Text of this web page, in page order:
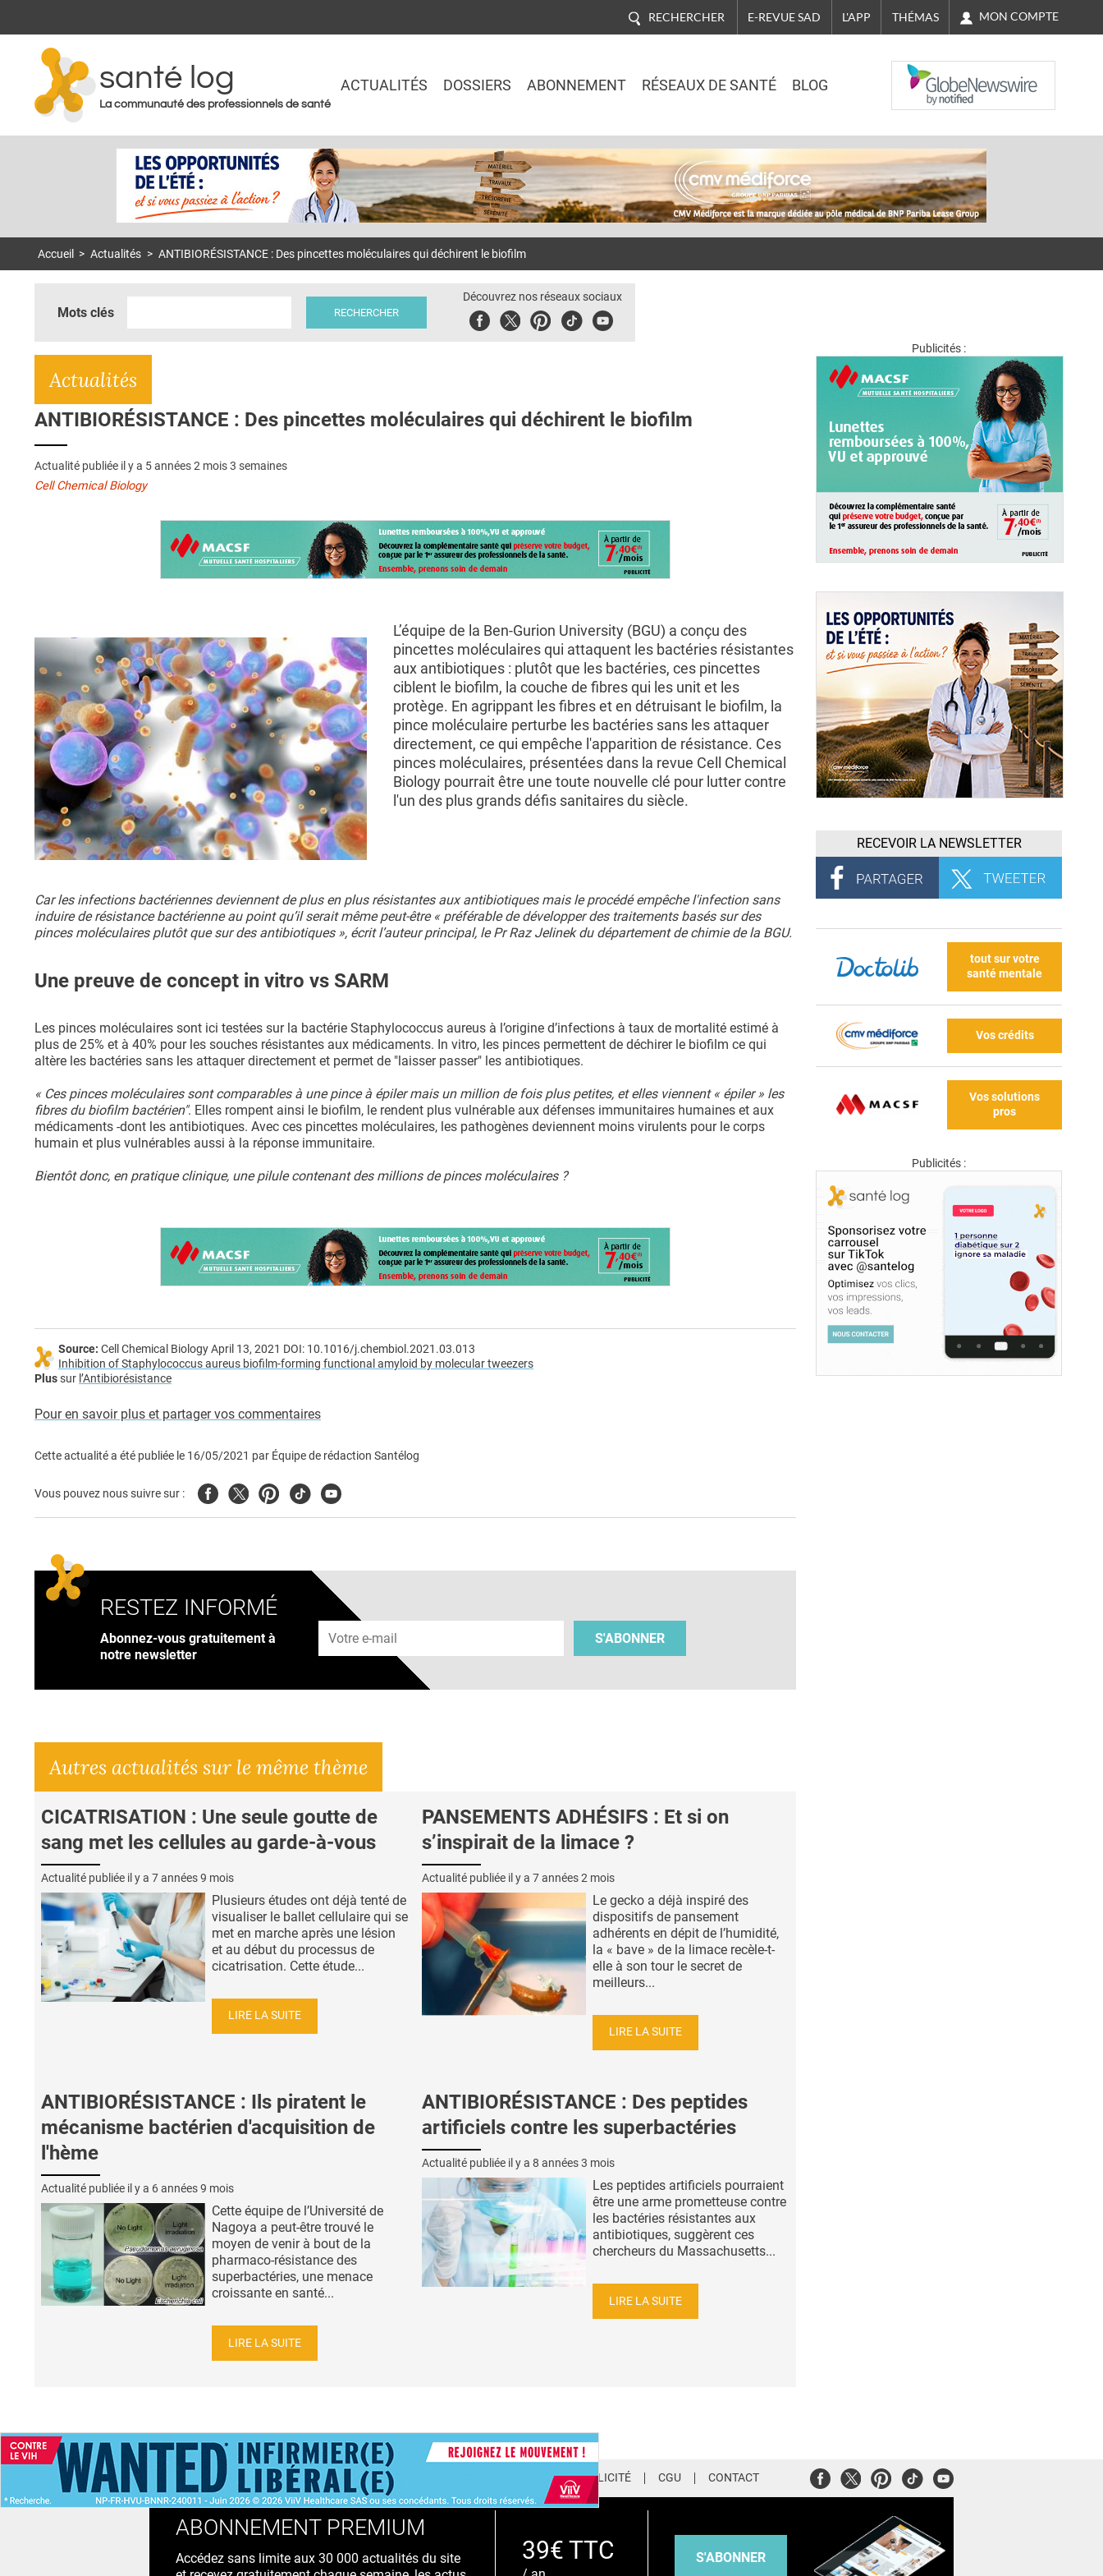
RECHERCHER E-REVUE SAD L'APP THÉMAS MON COMPTE
santé log
La communauté des professionnels de santé
ACTUALITÉS DOSSIERS ABONNEMENT RÉSEAUX DE SANTÉ BLOG
NASDAQ
Accueil > Actualités > ANTIBIORÉSISTANCE : Des pincettes moléculaires qui déchirent le biofilm
Mots clés
Découvrez nos réseaux sociaux
FacebookTwitterPinterest
TiktokYoubute
Actualités
ANTIBIORÉSISTANCE : Des pincettes moléculaires qui déchirent le biofilm
Actualité publiée il y a 5 années 2 mois 3 semaines
Cell Chemical Biology
L’équipe de la Ben-Gurion University (BGU) a conçu des
pincettes moléculaires qui attaquent les bactéries résistantes
aux antibiotiques : plutôt que les bactéries, ces pincettes
ciblent le biofilm, la couche de fibres qui les unit et les
protège. En agrippant les fibres et en détruisant le biofilm, la
pince moléculaire perturbe les bactéries sans les attaquer
directement, ce qui empêche l'apparition de résistance. Ces
pinces moléculaires, présentées dans la revue Cell Chemical
Biology pourrait être une toute nouvelle clé pour lutter contre
l'un des plus grands défis sanitaires du siècle.
Car les infections bactériennes deviennent de plus en plus résistantes aux antibiotiques mais le procédé empêche l'infection sans
induire de résistance bactérienne au point qu’il serait même peut-être « préférable de développer des traitements basés sur des
pinces moléculaires plutôt que sur des antibiotiques », écrit l’auteur principal, le Pr Raz Jelinek du département de chimie de la BGU.
Une preuve de concept in vitro vs SARM
Les pinces moléculaires sont ici testées sur la bactérie Staphylococcus aureus à l’origine d’infections à taux de mortalité estimé à
plus de 25% et à 40% pour les souches résistantes aux médicaments. In vitro, les pinces permettent de déchirer le biofilm ce qui
altère les bactéries sans les attaquer directement et permet de "laisser passer" les antibiotiques.
« Ces pinces moléculaires sont comparables à une pince à épiler mais un million de fois plus petites, et elles viennent « épiler » les
fibres du biofilm bactérien". Elles rompent ainsi le biofilm, le rendent plus vulnérable aux défenses immunitaires humaines et aux
médicaments -dont les antibiotiques. Avec ces pincettes moléculaires, les pathogènes deviennent moins virulents pour le corps
humain et plus vulnérables aussi à la réponse immunitaire.
Bientôt donc, en pratique clinique, une pilule contenant des millions de pinces moléculaires ?
Source: Cell Chemical Biology April 13, 2021 DOI: 10.1016/j.chembiol.2021.03.013
Inhibition of Staphylococcus aureus biofilm-forming functional amyloid by molecular tweezers
Plussur l’Antibiorésistance
Pour en savoir plus et partager vos commentaires
Cette actualité a été publiée le 16/05/2021 par Équipe de rédaction Santélog
Vous pouvez nous suivre sur : FacebookTwitterPinterest
TiktokYoutube
RESTEZ INFORMÉ
Abonnez-vous gratuitement à
notre newsletter
Adresse e-mail
S'ABONNER
Autres actualités sur le même thème
CICATRISATION : Une seule goutte de
sang met les cellules au garde-à-vous
Actualité publiée il y a 7 années 9 mois
Plusieurs études ont déjà tenté de
visualiser le ballet cellulaire qui se
met en marche après une lésion
et au début du processus de
cicatrisation. Cette étude...
LIRE LA SUITE
PANSEMENTS ADHÉSIFS : Et si on
s’inspirait de la limace ?
Actualité publiée il y a 7 années 2 mois
Le gecko a déjà inspiré des
dispositifs de pansement
adhérents en dépit de l’humidité,
la « bave » de la limace recèle-t-
elle à son tour le secret de
meilleurs...
LIRE LA SUITE
ANTIBIORÉSISTANCE : Ils piratent le
mécanisme bactérien d'acquisition de
l'hème
Actualité publiée il y a 6 années 9 mois
Cette équipe de l’Université de
Nagoya a peut-être trouvé le
moyen de venir à bout de la
pharmaco-résistance des
superbactéries, une menace
croissante en santé...
LIRE LA SUITE
ANTIBIORÉSISTANCE : Des peptides
artificiels contre les superbactéries
Actualité publiée il y a 8 années 3 mois
Les peptides artificiels pourraient
être une arme prometteuse contre
les bactéries résistantes aux
antibiotiques, suggèrent ces
chercheurs du Massachusetts...
LIRE LA SUITE
Publicités :
RECEVOIR LA NEWSLETTER
tout sur votre
santé mentale
Vos crédits
Vos solutions
pros
Publicités :
ACCUEIL NEWSLETTER PUBLICITÉ CGU CONTACT FacebookTwitterPinterest
TiktokYoutube
ABONNEMENT PREMIUM
Accédez sans limite aux 30 000 actualités du site
39€ TTC S'ABONNER